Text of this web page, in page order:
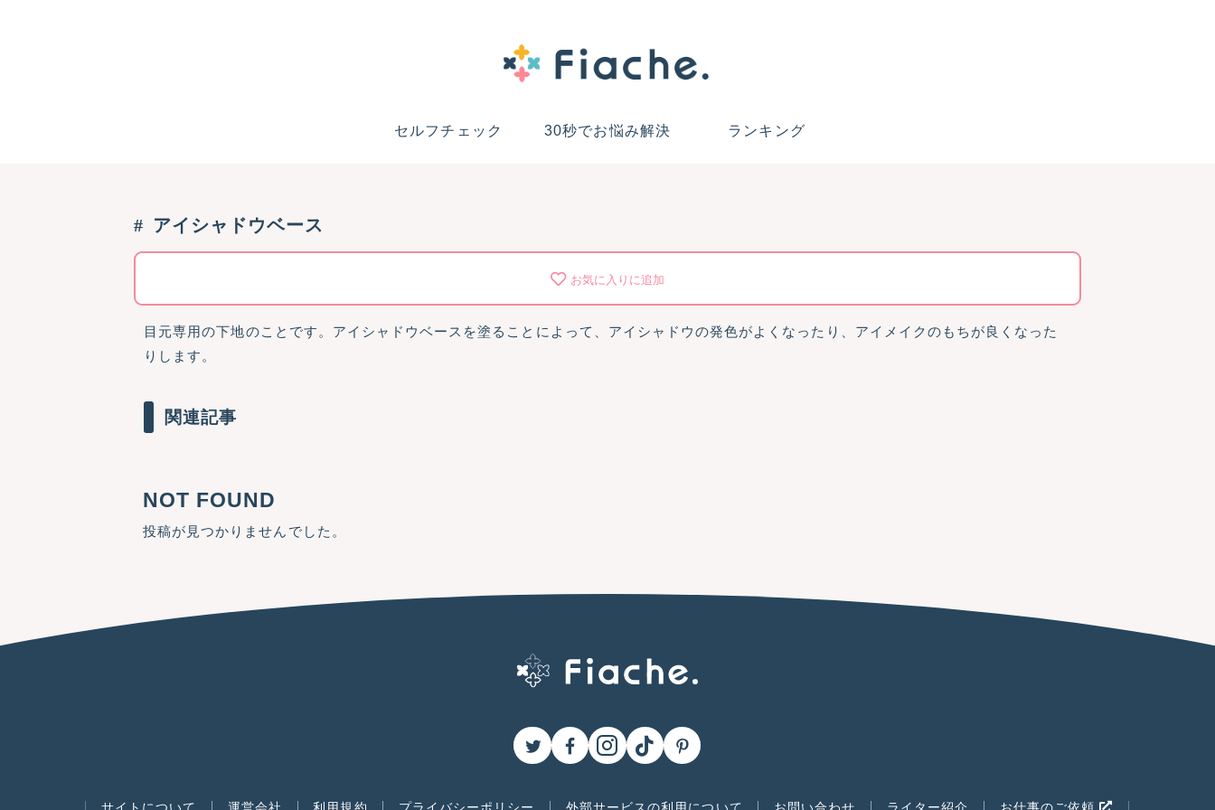
セルフチェック 30秒でお悩み解決 ランキング
アイシャドウベース
お気に入りに追加
目元専用の下地のことです。アイシャドウベースを塗ることによって、アイシャドウの発色がよくなったり、アイメイクのもちが良くなった
りします。
関連記事
NOT FOUND
投稿が見つかりませんでした。
サイトについて 運営会社 利用規約 プライバシーポリシー 外部サービスの利用について お問い合わせ ライター紹介 お仕事のご依頼